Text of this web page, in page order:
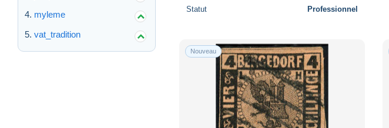
myleme
vat_tradition
Statut Professionnel
Nouveau